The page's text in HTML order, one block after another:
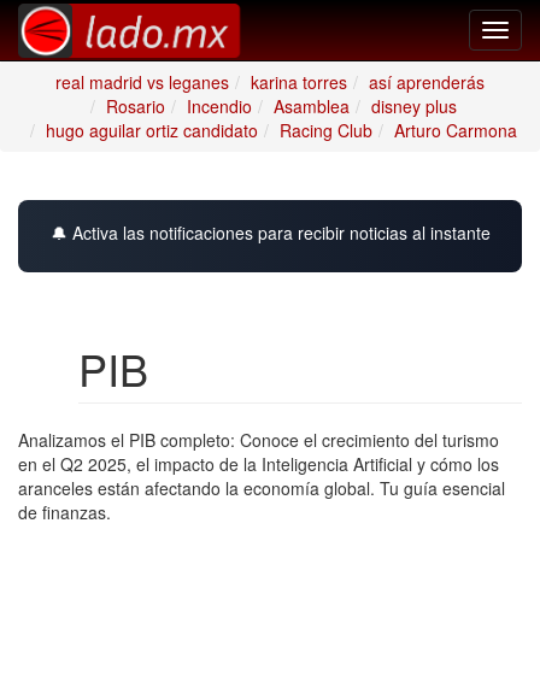
real madrid vs leganes
karina torres
así aprenderás
Rosario
Incendio Asamblea
disney plus
hugo aguilar ortiz candidato
Racing Club Arturo Carmona
🔔 Activa las notificaciones para recibir noticias al instante
PIB
Analizamos el PIB completo: Conoce el crecimiento del turismo
en el Q2 2025, el impacto de la Inteligencia Artificial y cómo los
aranceles están afectando la economía global. Tu guía esencial
de finanzas.